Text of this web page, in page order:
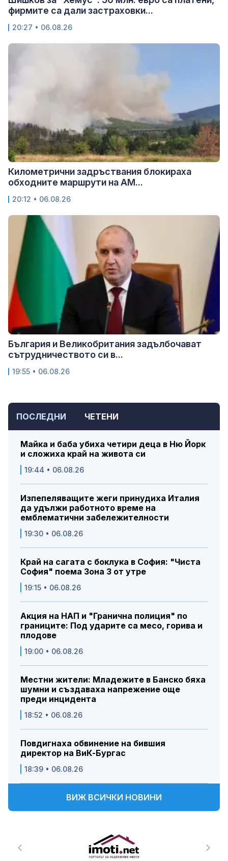
ПОСЛЕДНИ ЧЕТЕНИ
Майка и баба убиха четири деца в Ню Йорк
и сложиха край на живота си
19:44 • 06.08.26
Изпепеляващите жеги принудиха Италия
да удължи работното време на
емблематични забележителности
19:30 • 06.08.26
Край на сагата с боклука в София: "Чиста
София" поема Зона 3 от утре
19:15 • 06.08.26
Акция на НАП и "Гранична полиция" по
границите: Под ударите са месо, горива и
плодове
19:00 • 06.08.26
Местни жители: Младежите в Банско бяха
шумни и създаваха напрежение още
преди инцидента
18:52 • 06.08.26
Повдигнаха обвинение на бившия
директор на ВиК-Бургас
18:39 • 06.08.26
ВИЖ ВСИЧКИ НОВИНИ
фирмите са дали застраховки...
20:27 • 06.08.26
Километрични задръствания блокираха
обходните маршрути на АМ...
20:12 • 06.08.26
България и Великобритания задълбочават
сътрудничеството си в...
19:55 • 06.08.26